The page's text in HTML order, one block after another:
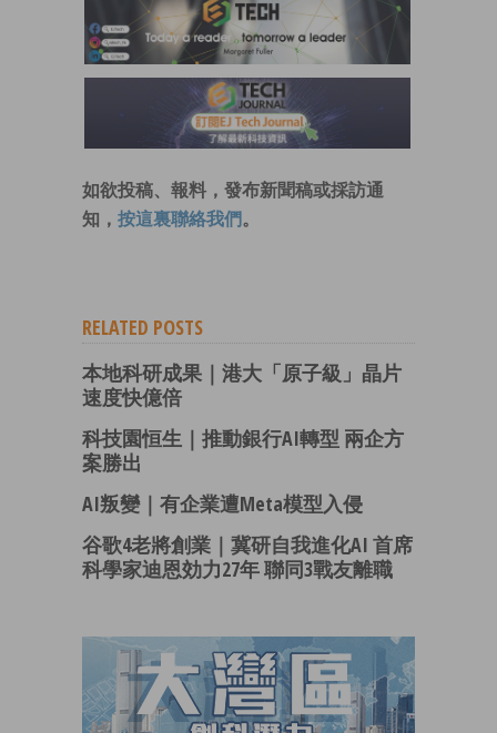
如欲投稿、報料，發布新聞稿或採訪通
知， 按這裏聯絡我們 。
RELATED POSTS
本地科研成果｜港大「原子級」晶片
速度快億倍
科技園恒生｜推動銀行AI轉型 兩企方
案勝出
AI叛變｜有企業遭Meta模型入侵
谷歌4老將創業｜冀研自我進化AI 首席
科學家迪恩効力27年 聯同3戰友離職